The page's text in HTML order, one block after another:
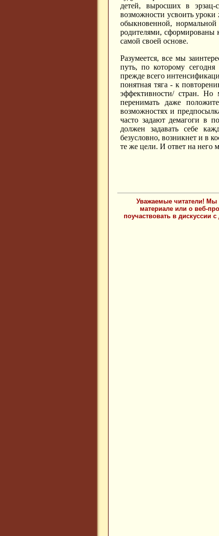
детей, выросших в эрзац-
возможности усвоить
обыкновенной,
родителями, сформированы
самой своей основе.
Разумеется, все мы
путь, по которому сегодня
прежде всего
понятная тяга - к
эффективности/ стран. Но
перенимать даже
возможностях и
часто задают демагоги в
должен задавать себе
безусловно, возникнет и в
те же цели. И ответ на него
Уважаемые читатели! Мы
материале или о веб-
поучаствовать в дискуссии